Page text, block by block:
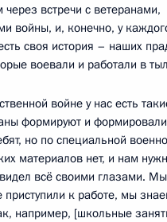
встречи с ветеранами,
войны, и, конечно, у
своя история – наших
воевали и работали в
войне у нас есть
формируют и формировали
но по специальной
материалов нет, и нам
всё своими глазами.
приступили к работе, мы
например, [школьные